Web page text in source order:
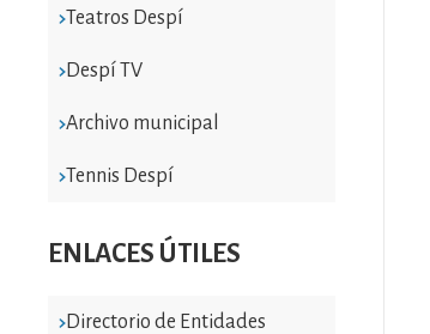
Teatros Despí
Despí TV
Archivo municipal
Tennis Despí
ENLACES ÚTILES
Directorio de Entidades